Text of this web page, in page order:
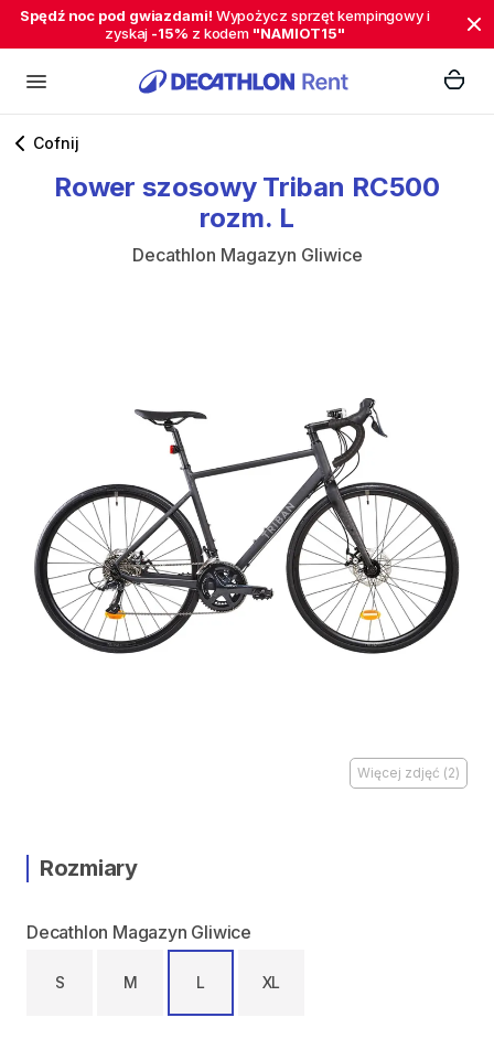
Spędź noc pod gwiazdami! Wypożycz sprzęt kempingowy i
zyskaj -15% z kodem "NAMIOT15"
Cofnij
Rower szosowy Triban RC500
rozm. L
Decathlon Magazyn Gliwice
Więcej zdjęć (2)
Rozmiary
Decathlon Magazyn Gliwice
S M L XL